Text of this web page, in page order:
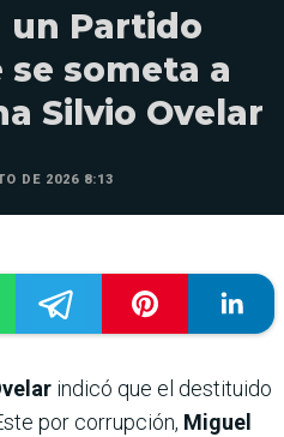
un Partido
someta a
Silvio Ovelar
DE 2026 8:13
indicó que el destituido
por corrupción, Miguel